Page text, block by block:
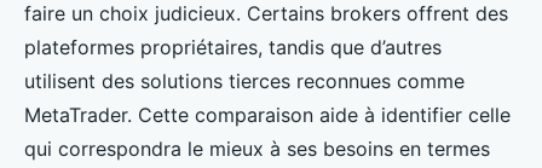
faire un choix judicieux. Certains brokers offrent des
plateformes propriétaires, tandis que d’autres
utilisent des solutions tierces reconnues comme
MetaTrader. Cette comparaison aide à identifier celle
qui correspondra le mieux à ses besoins en termes